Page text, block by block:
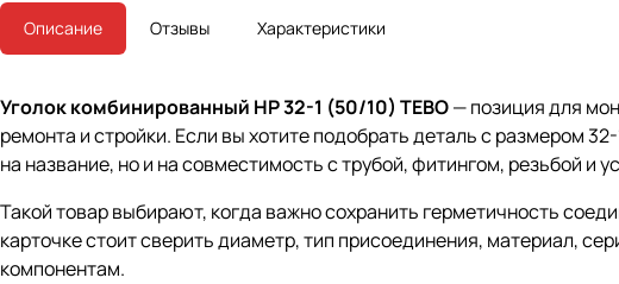
Описание Отзывы Характеристики
Уголок комбинированный НР 32-1 (50/10) TEBO— позиция для
ремонта и стройки. Если вы хотите подобрать деталь с размером
на название, но и на совместимость с трубой, фитингом, резьбой и
Такой товар выбирают, когда важно сохранить герметичность
карточке стоит сверить диаметр, тип присоединения, материал,
компонентам.